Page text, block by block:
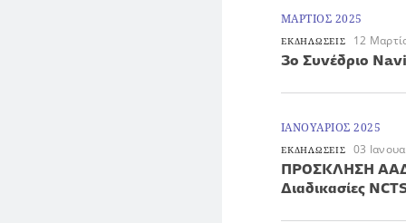
ΜΑΡΤΙΟΣ 2025
ΕΚΔΗΛΩΣΕΙΣ 12
3ο Συνέδριο
ΙΑΝΟΥΑΡΙΟΣ 2025
ΕΚΔΗΛΩΣΕΙΣ 03
ΠΡΟΣΚΛΗΣΗ
Διαδικασίες